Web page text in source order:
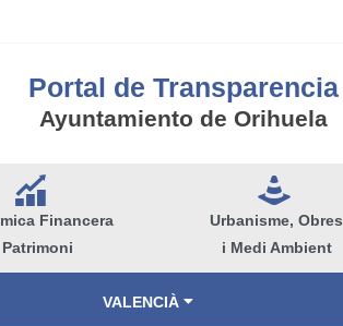
Portal de Transparencia
Ayuntamiento de Orihuela
Q
Financera
Patrimoni
e
Urbanisme, Obres
i Medi Ambient
VALENCIÀ
ESPAÑOL